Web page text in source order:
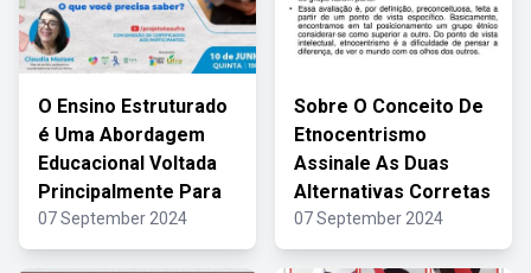
O Ensino Estruturado
é Uma Abordagem
Educacional Voltada
Principalmente Para
07 September 2024
Sobre O Conceito De
Etnocentrismo
Assinale As Duas
Alternativas Corretas
07 September 2024